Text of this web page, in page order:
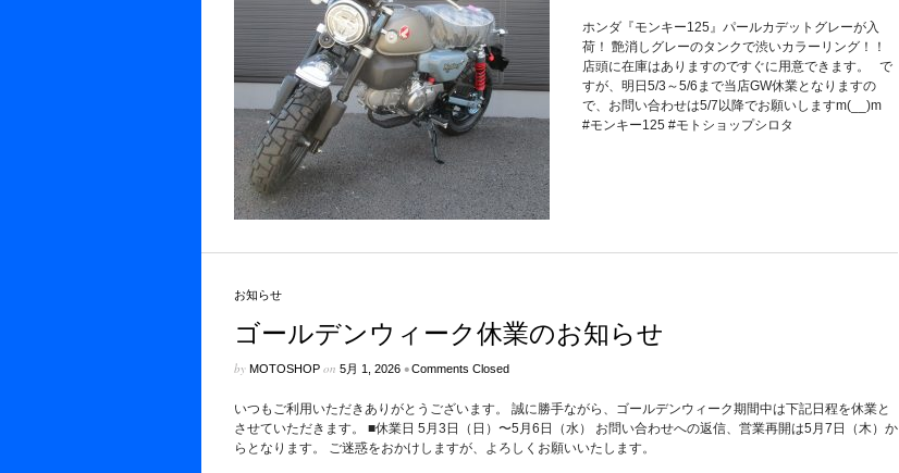
ホンダ『モンキー125』パールカデットグレーが入
荷！ 艶消しグレーのタンクで渋いカラーリング！！
店頭に在庫はありますのですぐに用意できます。 で
すが、明日5/3～5/6まで当店GW休業となりますの
で、お問い合わせは5/7以降でお願いしますm(__)m
#モンキー125 #モトショップシロタ
お知らせ
ゴールデンウィーク休業のお知らせ
by MOTOSHOPon 5月 1, 2026 •Comments Closed
いつもご利用いただきありがとうございます。 誠に勝手ながら、ゴールデンウィーク期間中は下記日程を休業と
させていただきます。 ■休業日 5月3日（日）〜5月6日（水） お問い合わせへの返信、営業再開は5月7日（木）か
らとなります。 ご迷惑をおかけしますが、よろしくお願いいたします。